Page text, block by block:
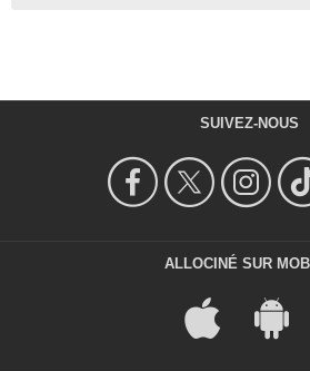
SUIVEZ-NOUS
ALLOCINÉ SUR